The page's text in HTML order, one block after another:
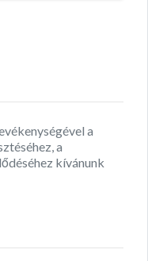
a
a
kívánunk